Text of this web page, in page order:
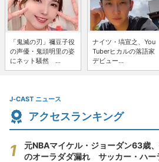
「鬼滅の刃」禰豆子役
の声優・鬼頭明里の姿
にネット騒然 ...
ナイツ・塙宣之、You
Tuberヒカルの落語家
デビュー...
J-CAST ニュース
アクセスランキング
元NBAマイケル・ジョーダン63歳
のオーラダダ漏れ サッカー・ハー